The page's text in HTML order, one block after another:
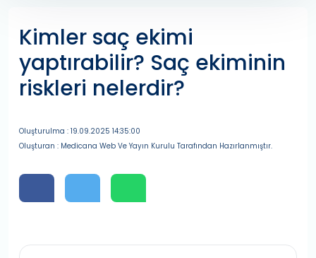
Kimler saç ekimi
yaptırabilir? Saç ekiminin
riskleri nelerdir?
Oluşturulma : 19.09.2025 14:35:00
Oluşturan : Medicana Web Ve Yayın Kurulu Tarafından Hazırlanmıştır.